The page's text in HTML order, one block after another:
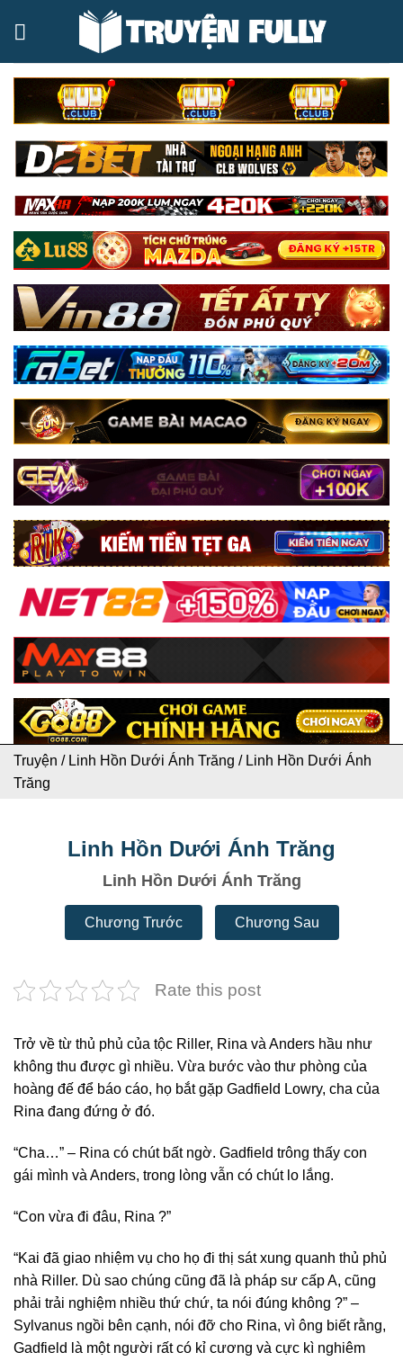
Truyện / Linh Hồn Dưới Ánh Trăng / Linh Hồn Dưới Ánh
Trăng
Linh Hồn Dưới Ánh Trăng
Linh Hồn Dưới Ánh Trăng
Chương Trước Chương Sau
Rate this post
Trở về từ thủ phủ của tộc Riller, Rina và Anders hầu như
không thu được gì nhiều. Vừa bước vào thư phòng của
hoàng đế để báo cáo, họ bắt gặp Gadfield Lowry, cha của
Rina đang đứng ở đó.
“Cha…” – Rina có chút bất ngờ. Gadfield trông thấy con
gái mình và Anders, trong lòng vẫn có chút lo lắng.
“Con vừa đi đâu, Rina ?”
“Kai đã giao nhiệm vụ cho họ đi thị sát xung quanh thủ phủ
nhà Riller. Dù sao chúng cũng đã là pháp sư cấp A, cũng
phải trải nghiệm nhiều thứ chứ, ta nói đúng không ?” –
Sylvanus ngồi bên cạnh, nói đỡ cho Rina, vì ông biết rằng,
Gadfield là một người rất có kỉ cương và cực kì nghiêm